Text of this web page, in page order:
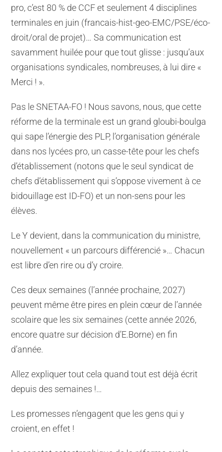
pro, c’est 80 % de CCF et seulement 4 disciplines
terminales en juin (francais-hist-geo-EMC/PSE/éco-
droit/oral de projet)… Sa communication est
savamment huilée pour que tout glisse : jusqu’aux
organisations syndicales, nombreuses, à lui dire «
Merci ! ».
Pas le SNETAA-FO ! Nous savons, nous, que cette
réforme de la terminale est un grand gloubi-boulga
qui sape l’énergie des PLP, l’organisation générale
dans nos lycées pro, un casse-tête pour les chefs
d’établissement (notons que le seul syndicat de
chefs d’établissement qui s’oppose vivement à ce
bidouillage est ID-FO) et un non-sens pour les
élèves.
Le Y devient, dans la communication du ministre,
nouvellement « un parcours différencié »… Chacun
est libre d’en rire ou d’y croire.
Ces deux semaines (l’année prochaine, 2027)
peuvent même être pires en plein cœur de l’année
scolaire que les six semaines (cette année 2026,
encore quatre sur décision d’E.Borne) en fin
d’année.
Allez expliquer tout cela quand tout est déjà écrit
depuis des semaines !…
Les promesses n’engagent que les gens qui y
croient, en effet !